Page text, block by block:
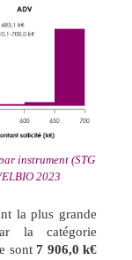
instrument (STG
2023
la plus grande
la catégorie
sont7 906,0 k€